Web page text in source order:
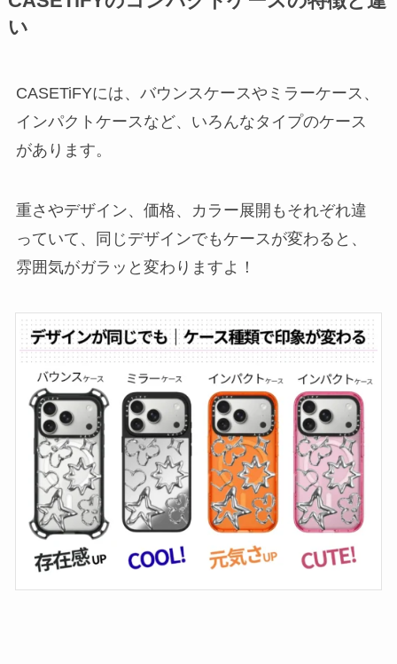
い
CASETiFYには、バウンスケースやミラーケース、
インパクトケースなど、いろんなタイプのケース
があります。
重さやデザイン、価格、カラー展開もそれぞれ違
っていて、同じデザインでもケースが変わると、
雰囲気がガラッと変わりますよ！